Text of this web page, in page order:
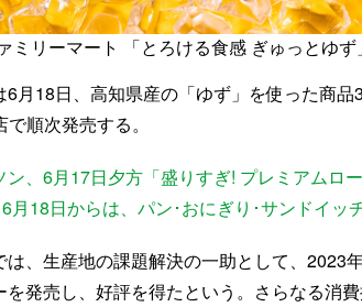
ミリーマート 「とろける食感 ぎゅっとゆ
6月18日、高知県産の「ゆず」を使った商
順次発売する。
ン、6月17日夕方「盛りすぎ! プレミアムロ
月18日からは、パン･おにぎり･サンドイッ
は、生産地の課題解決の一助として、2023
発売し、好評を得たという。さらなる消費